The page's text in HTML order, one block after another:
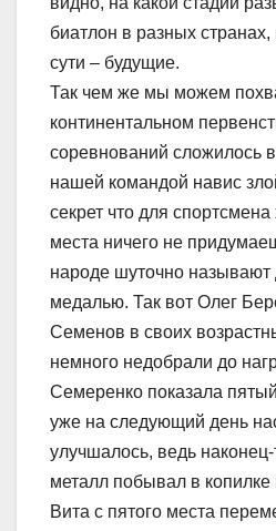
биатлон в разных
сути – будущие.
Так чем же мы можем
континентальном
соревнований сложилось
нашей командой навис
секрет что для спортсмена
места ничего не
народе шуточно называют
медалью. Так вот Олег
Семенов в своих
немного недобрали до
Семеренко показала
уже на следующий день
улучшалось, ведь
металл побывал в
Вита с пятого места